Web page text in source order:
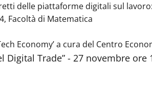
delle piattaforme digitali sul
Facoltà di Matematica
Economy’ a cura del Centro
Digital Trade” - 27 novembre ore